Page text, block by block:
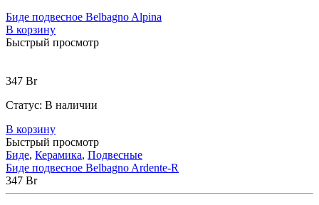
Биде подвесное Belbagno Alpina
В корзину
Быстрый просмотр
347 Br
Статус: В наличии
В корзину
Быстрый просмотр
Биде, Керамика, Подвесные
Биде подвесное Belbagno Ardente-R
347 Br